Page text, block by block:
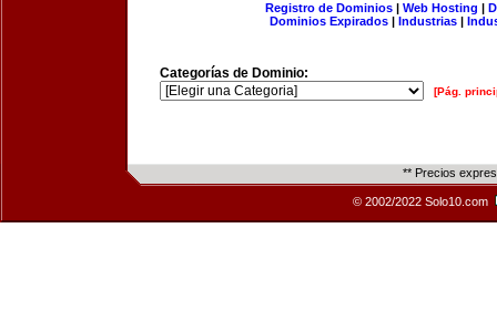
Registro de Dominios| Web Hosting |
Dominios Expirados | Industrias |
Categorías de Dominio:
[Pág.
** Precios
© 2002/2022 Solo10.com